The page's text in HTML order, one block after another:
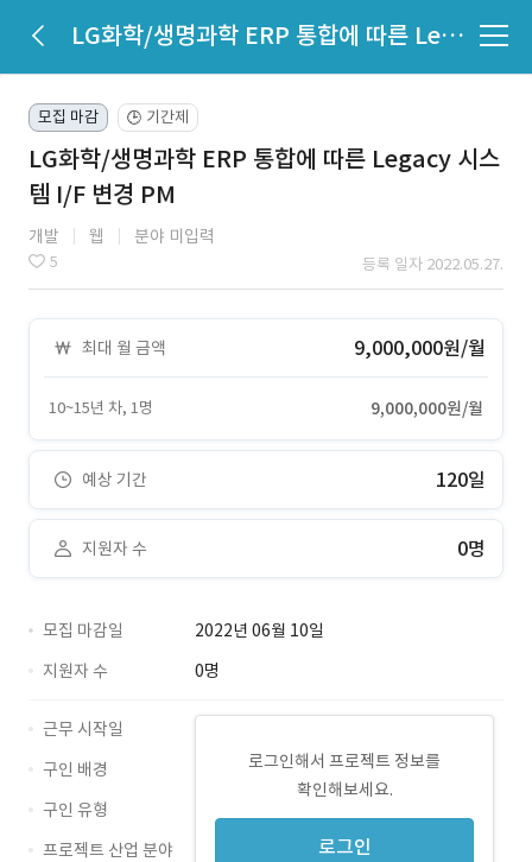
LG화학/생명과학 ERP 통합에 따른 Legacy 시스템 I/F 변경 PM
모집 마감 🕒 기간제
LG화학/생명과학 ERP 통합에 따른 Legacy 시스
템 I/F 변경 PM
개발 웹 분야 미입력
5 등록 일자 2022.05.27.
최대 월 금액 9,000,000원/월
10~15년 차, 1명 9,000,000원/월
예상 기간 120일
지원자 수 0명
모집 마감일
2022년 06월 10일
지원자 수
0명
로그인해서 프로젝트 정보를
확인해보세요.
로그인
근무 시작일
구인 배경
구인 유형
프로젝트 산업 분야